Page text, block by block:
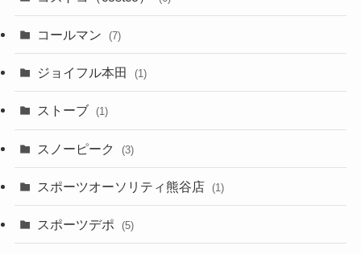
コールマン (7)
ジョイフル本田 (1)
ストーブ (1)
スノーピーク (3)
スポーツオーソリティ熊谷店 (1)
スポーツデポ (5)